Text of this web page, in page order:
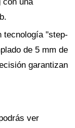
tecnología "step-
de 5 mm de
garantizan
ver